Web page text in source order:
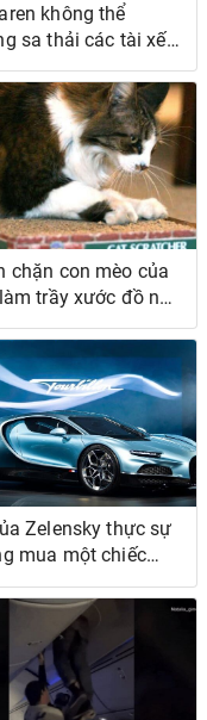
không thể
sa thải các tài xế
nó thực sự thích
đó
chặn con mèo của
trầy xước đồ nội
những chiến
dựa trên khoa học
Zelensky thực sự
mua một chiếc
Tourbillon bất
những tuyên bố
truyền của Nga